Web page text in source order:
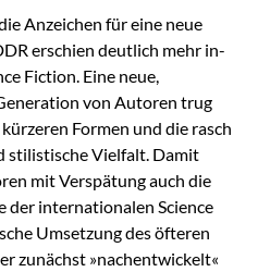
Anzeichen für eine neue
erschien deutlich mehr in-
Fiction. Eine neue,
von Autoren trug
Formen und die rasch
stilistische Vielfalt. Damit
mit Verspätung auch die
der internationalen Science
Umsetzung des öfteren
zunächst »nachentwickelt«